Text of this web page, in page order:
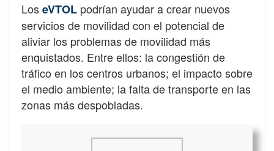
LoseVTOL podrían ayudar a crear nuevos
servicios de movilidad con el potencial de
aliviar los problemas de movilidad más
enquistados. Entre ellos: la congestión de
tráfico en los centros urbanos; el impacto sobre
el medio ambiente; la falta de transporte en las
zonas más despobladas.